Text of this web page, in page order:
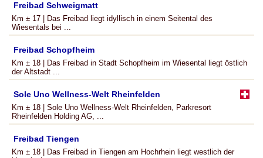
Freibad Schweigmatt
Km ± 17 | Das Freibad liegt idyllisch in einem Seitental des
Wiesentals bei ...
Freibad Schopfheim
Km ± 18 | Das Freibad in Stadt Schopfheim im Wiesental liegt östlich
der Altstadt ...
Sole Uno Wellness-Welt Rheinfelden
Km ± 18 | Sole Uno Wellness-Welt Rheinfelden, Parkresort
Rheinfelden Holding AG, ...
Freibad Tiengen
Km ± 18 | Das Freibad in Tiengen am Hochrhein liegt westlich der